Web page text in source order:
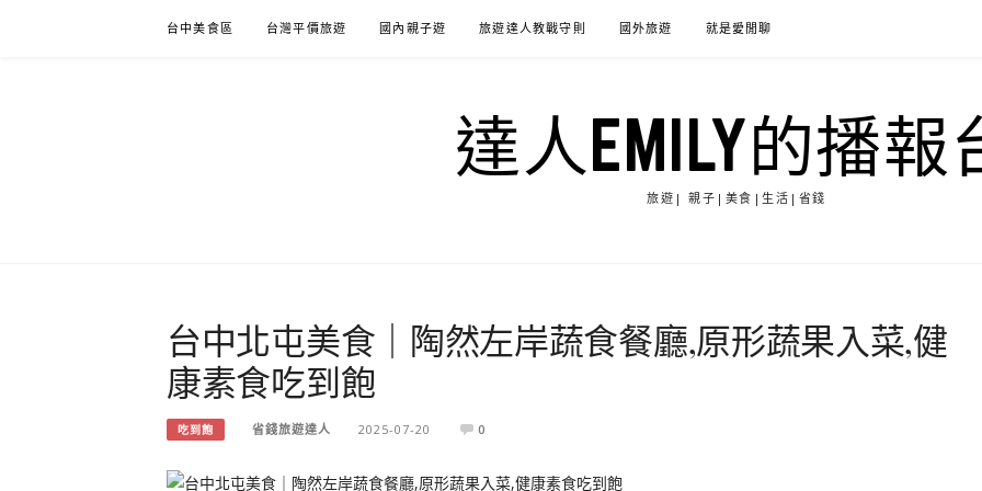
台中美食區 台灣平價旅遊 國內親子遊 旅遊達人教戰守則 國外旅遊 就是愛閒聊
達人EMILY的播報
旅遊| 親子|美食|生活|省錢
台中北屯美食｜陶然左岸蔬食餐廳,原形蔬果入菜,健
康素食吃到飽
吃到飽 省錢旅遊達人 2025-07-20 0